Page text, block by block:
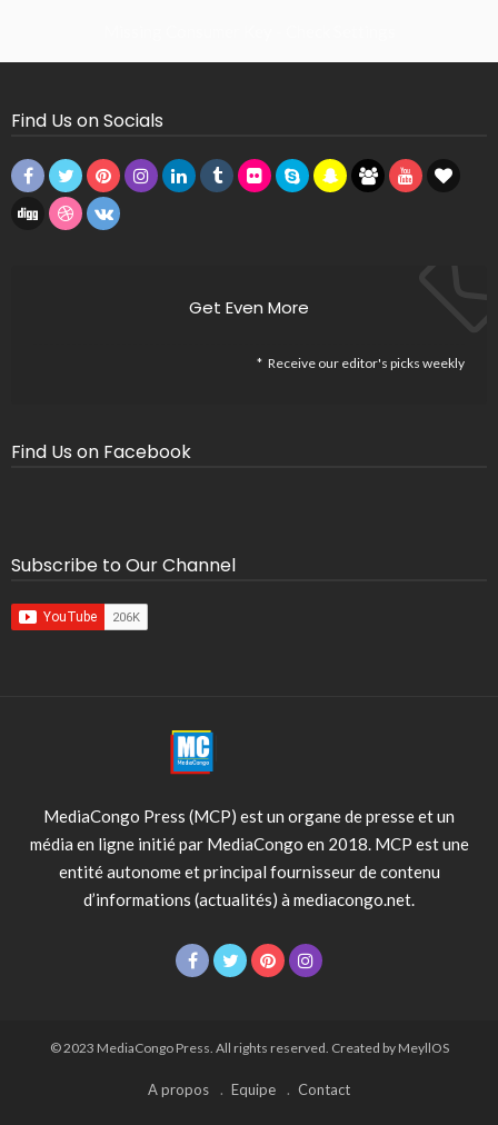
Find Us on Socials
Get Even More
Receive our editor's picks weekly
Find Us on Facebook
Subscribe to Our Channel
MediaCongo Press (MCP) est un organe de presse et un
média en ligne initié par MediaCongo en 2018. MCP est une
entité autonome et principal fournisseur de contenu
d’informations (actualités) à mediacongo.net.
© 2023 MediaCongo Press. All rights reserved. Created by MeyllOS
A propos Equipe Contact